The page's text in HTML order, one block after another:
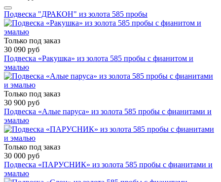
Подвеска "ДРАКОН" из золота 585 пробы
Только под заказ
30 090 руб
Подвеска «Ракушка» из золота 585 пробы с фианитом и
эмалью
Только под заказ
30 900 руб
Подвеска «Алые паруса» из золота 585 пробы с фианитами и
эмалью
Только под заказ
30 000 руб
Подвеска «ПАРУСНИК» из золота 585 пробы с фианитами и
эмалью